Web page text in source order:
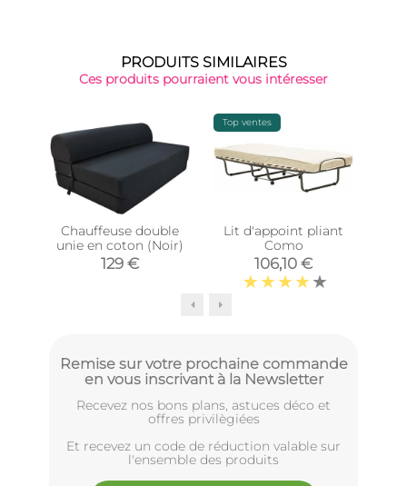
PRODUITS SIMILAIRES
Ces produits pourraient vous intéresser
Chauffeuse double
unie en coton (Noir)
129 €
Top ventes
Lit d'appoint pliant
Como
106,10 €
Remise sur votre prochaine commande
en vous inscrivant à la Newsletter
Recevez nos bons plans, astuces déco et
offres privilègiées
Et recevez un code de réduction valable sur
l'ensemble des produits